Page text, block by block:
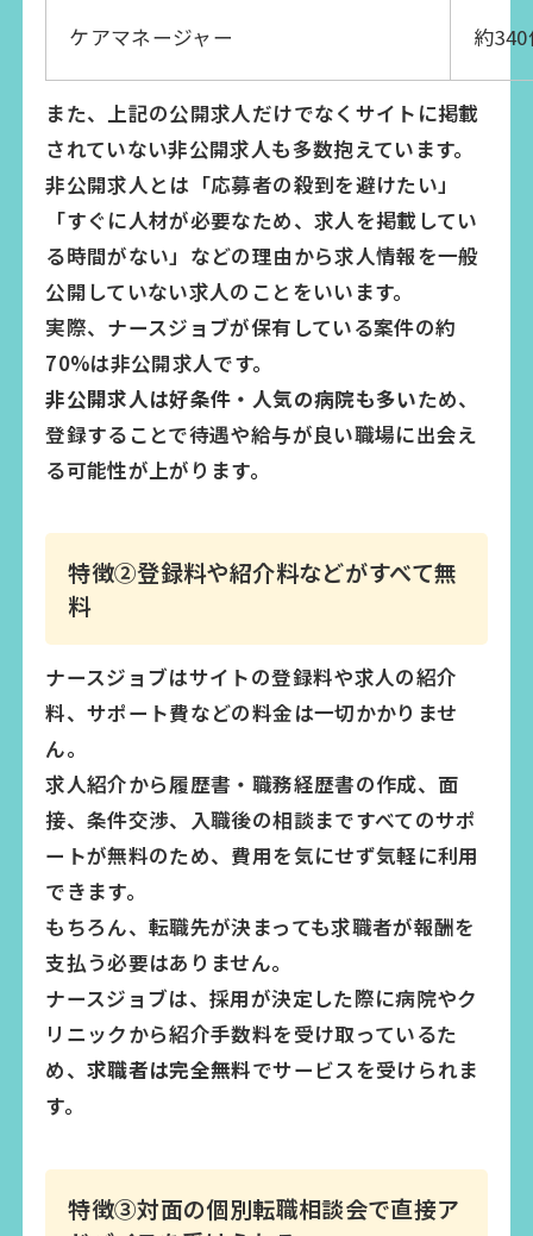
ケアマネージャー 約
また、上記の公開求人だけでなくサイトに掲載
されていない非公開求人も多数抱えています。
非公開求人とは「応募者の殺到を避けたい」
「すぐに人材が必要なため、求人を掲載してい
る時間がない」などの理由から求人情報を一般
公開していない求人のことをいいます。
実際、ナースジョブが保有している案件の約
70%は非公開求人です。
非公開求人は好条件・人気の病院も多いため、
登録することで待遇や給与が良い職場に出会え
る可能性が上がります。
特徴②登録料や紹介料などがすべて無
料
ナースジョブはサイトの登録料や求人の紹介
料、サポート費などの料金は一切かかりませ
ん。
求人紹介から履歴書・職務経歴書の作成、面
接、条件交渉、入職後の相談まですべてのサポ
ートが無料のため、費用を気にせず気軽に利用
できます。
もちろん、転職先が決まっても求職者が報酬を
支払う必要はありません。
ナースジョブは、採用が決定した際に病院やク
リニックから紹介手数料を受け取っているた
め、 求職者は完全無料でサービスを受けられま
す。
特徴③対面の個別転職相談会で直接ア